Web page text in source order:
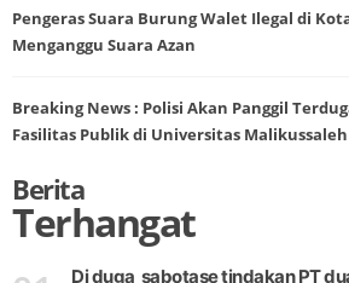
Pengeras Suara Burung Walet Ilegal di
Menganggu Suara Azan
Breaking News : Polisi Akan Panggil
Fasilitas Publik di Universitas Malikussaleh
Berita
Terhangat
Di duga sabotase tindakan PT